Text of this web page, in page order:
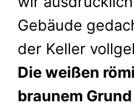
Gebäude
der Keller
Die weißen
braunem Grund